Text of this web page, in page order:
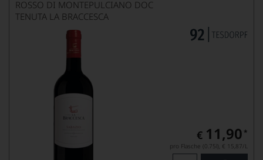
ROSSO DI MONTEPULCIANO DOC
TENUTA LA BRACCESCA
€ 11,90 *
pro Flasche (0.75l), € 15,87/L